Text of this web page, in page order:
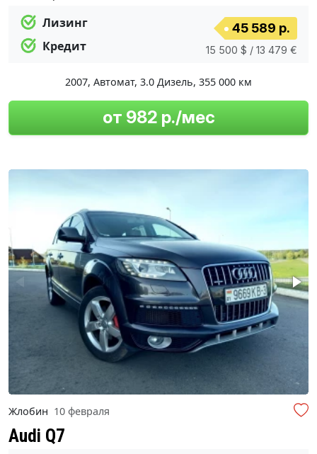
Лизинг
Кредит
45 589 р.
15 500 $ / 13 479 €
2007, Автомат, 3.0 Дизель, 355 000 км
от 982 р./мес
Жлобин 10 февраля
Audi Q7